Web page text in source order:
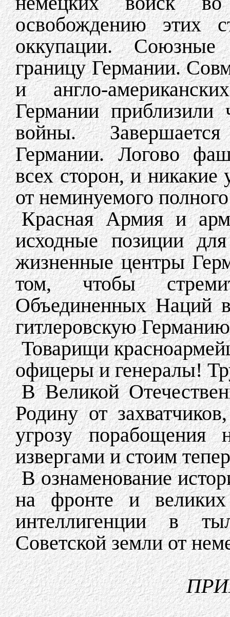
освобождению этих
оккупации.
границу Германии.
и англо-
Германии приблизили
войны.
Германии. Логово
всех сторон, и никакие
от неминуемого
Красная Армия и
исходные позиции
жизненные центры
том, чтобы
Объединенных Наций
гитлеровскую
Товарищи
офицеры и генералы!
В Великой
Родину от
угрозу
извергами и стоим
В ознаменование
на фронте и великих
интеллигенции в
Советской земли от